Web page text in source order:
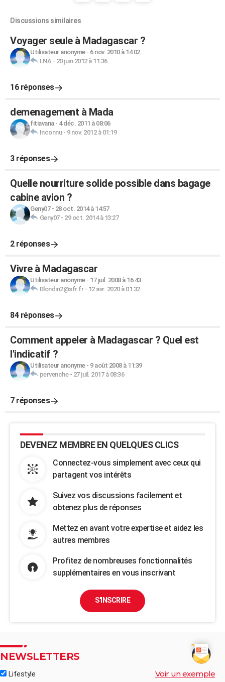
Discussions similaires
Voyager seule à Madagascar ?
Utilisateur anonyme- 6 nov. 2010 à 14:02
LNA- 20 juin 2012 à 11:36
16 réponses
demenagement à Mada
fitiavana- 4 déc. 2011 à 08:06
Inconnu- 9 nov. 2012 à 01:19
3 réponses
Quelle nourriture solide possible dans bagage
cabine avion ?
Geny07- 28 oct. 2014 à 14:57
Geny07- 29 oct. 2014 à 13:27
2 réponses
Vivre à Madagascar
Utilisateur anonyme- 17 juil. 2008 à 16:43
Blondin2@sfr.fr- 12 avr. 2020 à 01:32
84 réponses
Comment appeler à Madagascar ? Quel est
l'indicatif ?
Utilisateur anonyme- 9 août 2008 à 11:39
pervenche- 27 juil. 2017 à 08:36
7 réponses
DEVENEZ MEMBRE EN QUELQUES CLICS
Connectez-vous simplement avec ceux qui
partagent vos intérêts
Suivez vos discussions facilement et
obtenez plus de réponses
Mettez en avant votre expertise et aidez les
autres membres
Profitez de nombreuses fonctionnalités
supplémentaires en vous inscrivant
S'INSCRIRE
NEWSLETTERS
Lifestyle Voir un exemple